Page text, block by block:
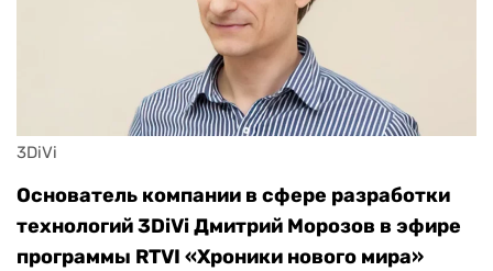
3DiVi
Основатель компании в сфере разработки
технологий 3DiVi Дмитрий Морозов в эфире
программы RTVI «Хроники нового мира»